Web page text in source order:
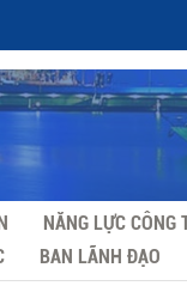
NĂNG LỰC CÔNG
BAN LÃNH ĐẠO